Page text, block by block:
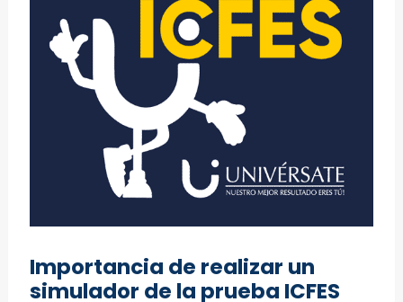
Importancia de realizar un
simulador de la prueba ICFES